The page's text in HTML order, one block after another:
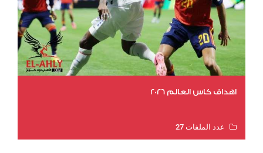
اهداف كاس العالم 2026
عدد الملفات 27